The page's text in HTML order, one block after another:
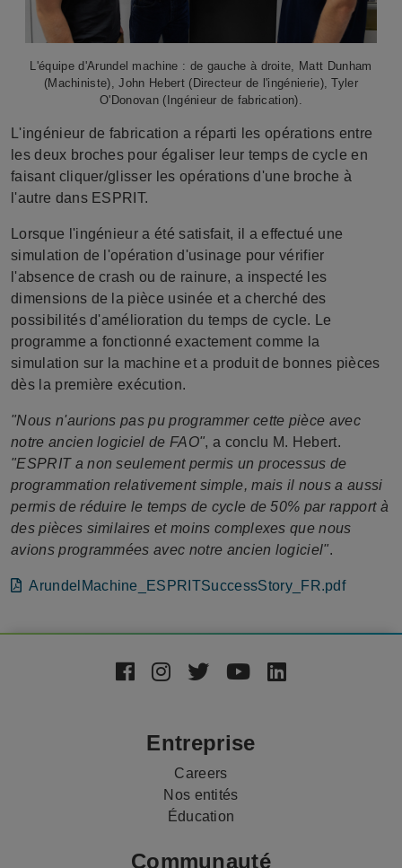
L'équipe d'Arundel machine : de gauche à droite, Matt Dunham
(Machiniste), John Hebert (Directeur de l'ingénierie), Tyler
O'Donovan (Ingénieur de fabrication).
L'ingénieur de fabrication a réparti les opérations entre
les deux broches pour égaliser leur temps de cycle en
faisant cliquer/glisser les opérations d'une broche à
l'autre dans ESPRIT.
Lorsque l'ingénieur a été satisfait, il a effectué une
simulation de l'opération d'usinage pour vérifier
l'absence de crash ou de rainure, a inspecté les
dimensions de la pièce usinée et a cherché des
possibilités d'amélioration du temps de cycle. Le
programme a fonctionné exactement comme la
simulation sur la machine et a produit de bonnes pièces
dès la première exécution.
"Nous n'aurions pas pu programmer cette pièce avec
notre ancien logiciel de FAO", a conclu M. Hebert.
"ESPRIT a non seulement permis un processus de
programmation relativement simple, mais il nous a aussi
permis de réduire le temps de cycle de 50% par rapport à
des pièces similaires et moins complexes que nous
avions programmées avec notre ancien logiciel".
Fichier
ArundelMachine_ESPRITSuccessStory_FR.pdf
Entreprise
Careers
Nos entités
Éducation
Communauté